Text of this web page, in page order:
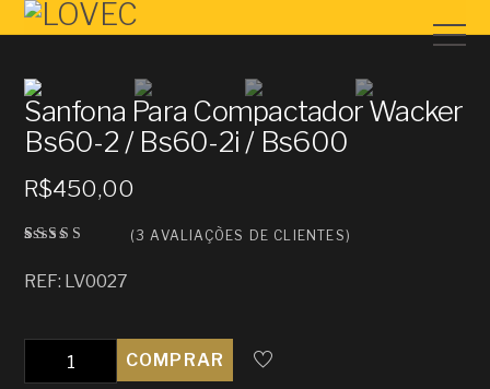
Sanfona Para Compactador Wacker
Bs60-2 / Bs60-2i / Bs600
R$450,00
o como
3.67 de
ões de
clientes
(3 AVALIAÇÕES DE CLIENTES)
REF: LV0027
Quantidade COMPRAR